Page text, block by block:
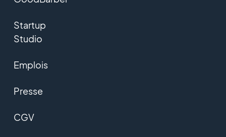
Startup
Studio
Emplois
Presse
CGV